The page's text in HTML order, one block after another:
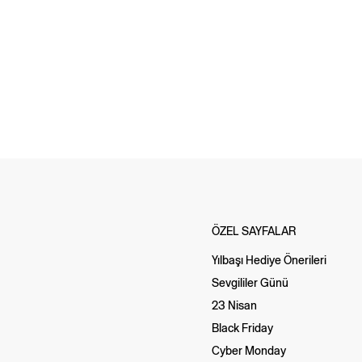
ÖZEL SAYFALAR
Yılbaşı Hediye Önerileri
Sevgililer Günü
23 Nisan
Black Friday
Cyber Monday